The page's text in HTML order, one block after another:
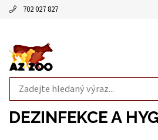
702 027 827
DEZINFEKCE A